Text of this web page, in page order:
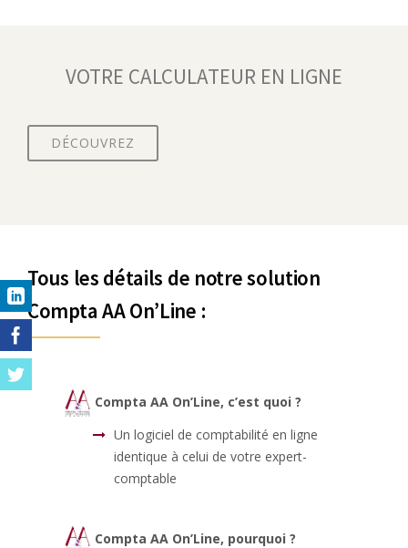
VOTRE CALCULATEUR EN LIGNE
DÉCOUVREZ
Tous les détails de notre solution
Compta AA On’Line :
Compta AA On’Line, c’est quoi ?
Un logiciel de comptabilité en ligne
identique à celui de votre expert-
comptable
Compta AA On’Line, pourquoi ?